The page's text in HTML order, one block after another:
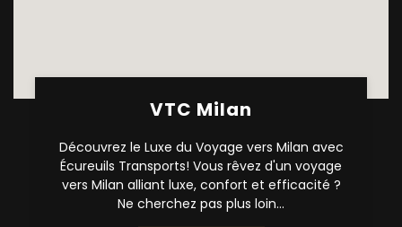
VTC Milan
Découvrez le Luxe du Voyage vers Milan avec
Écureuils Transports! Vous rêvez d'un voyage
vers Milan alliant luxe, confort et efficacité ?
Ne cherchez pas plus loin...